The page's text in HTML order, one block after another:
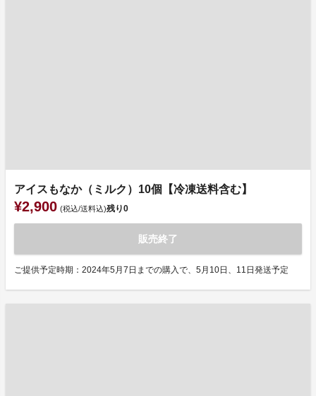
アイスもなか（ミルク）10個【冷凍送料含む】
¥2,900 (税込/送料込)残り0
販売終了
ご提供予定時期：2024年5月7日までの購入で、5月10日、11日発送予定